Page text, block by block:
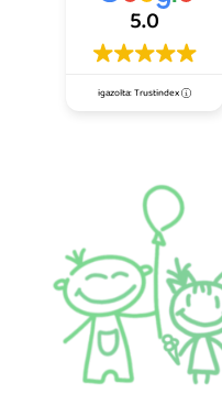
5.0
igazolta: Trustindex